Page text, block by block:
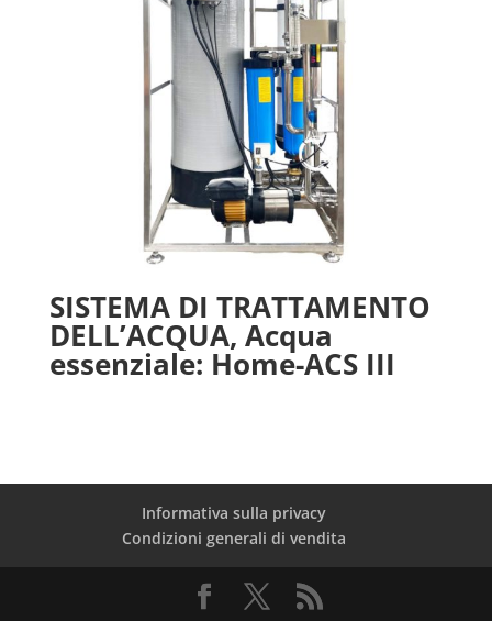
SISTEMA DI TRATTAMENTO
DELL’ACQUA, Acqua
essenziale: Home-ACS III
Informativa sulla privacy
Condizioni generali di vendita